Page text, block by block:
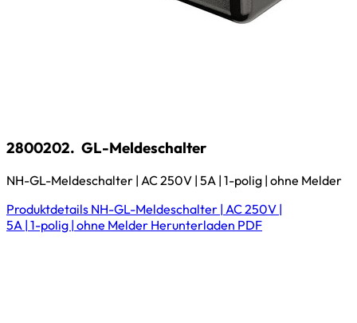
2800202. GL-Meldeschalter
NH-GL-Meldeschalter | AC 250V | 5A | 1-polig | ohne Melder
Produktdetails NH-GL-Meldeschalter | AC 250V |
5A | 1-polig | ohne Melder Herunterladen PDF